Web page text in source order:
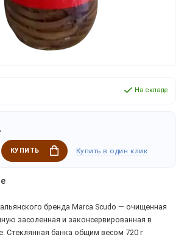
На складе
КУПИТЬ Купить в один клик
бренда Marca Scudo — очищенная
засоленная и законсервированная в
Стеклянная банка общим весом 720 г